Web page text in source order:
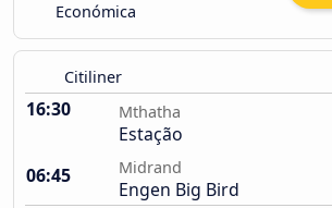
Económica
Citiliner
16:30 Mthatha
Estação
06:45
Midrand
Engen Big Bird